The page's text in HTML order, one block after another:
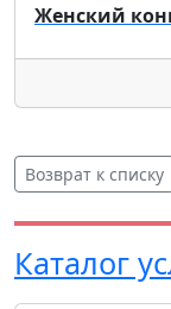
Женский
Возврат к списку
Каталог